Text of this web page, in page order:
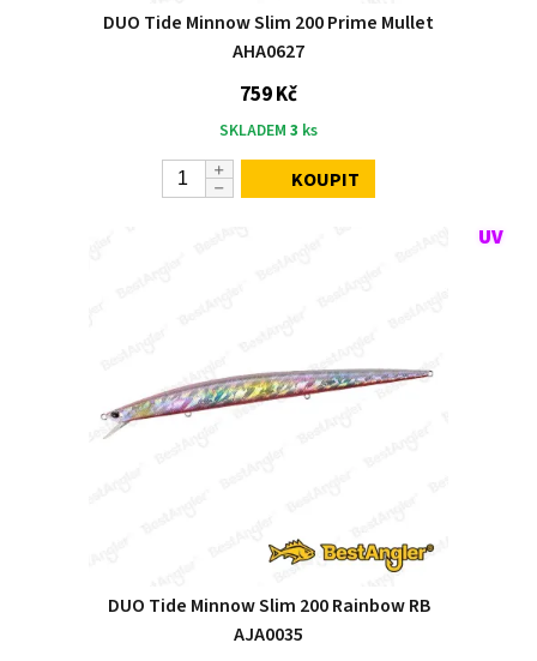
DUO Tide Minnow Slim 200 Prime Mullet
AHA0627
759 Kč
SKLADEM 3 ks
KOUPIT
DUO Tide Minnow Slim 200 Rainbow RB
AJA0035